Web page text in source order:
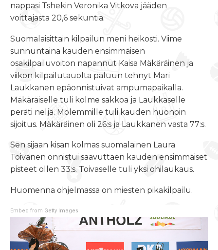
nappasi Tshekin Veronika Vitkova jääden
voittajasta 20,6 sekuntia.
Suomalaisittain kilpailun meni heikosti. Viime
sunnuntaina kauden ensimmäisen
osakilpailuvoiton napannut Kaisa Mäkäräinen ja
viikon kilpailutauolta paluun tehnyt Mari
Laukkanen epäonnistuivat ampumapaikalla.
Mäkäräiselle tuli kolme sakkoa ja Laukkaselle
peräti neljä. Molemmille tuli kauden huonoin
sijoitus. Mäkäräinen oli 26:s ja Laukkanen vasta 77:s.
Sen sijaan kisan kolmas suomalainen Laura
Toivanen onnistui saavuttaen kauden ensimmäiset
pisteet ollen 33:s. Toivaselle tuli yksi ohilaukaus.
Huomenna ohjelmassa on miesten pikakilpailu.
Embed from Getty Images